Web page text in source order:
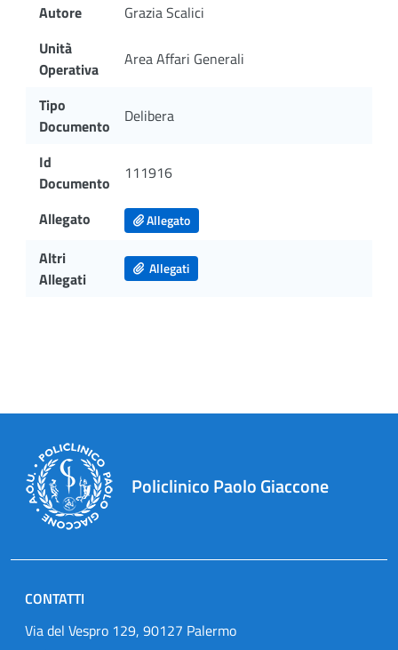
Autore
Grazia Scalici
Unità
Operativa
Area Affari Generali
Tipo
Documento
Delibera
Id
Documento
111916
Allegato Allegato
Altri
Allegati
Allegati
Policlinico Paolo Giaccone
CONTATTI
Via del Vespro 129, 90127 Palermo